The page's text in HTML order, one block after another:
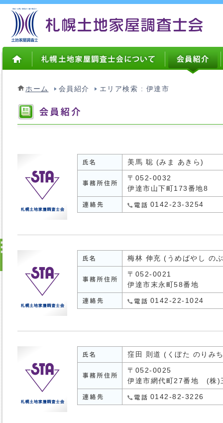
ホーム 会員紹介 エリア検索 : 伊達市
美馬 聡 (みま あきら)
〒052-0032
伊達市山下町173番地8
0142-23-3254
梅林 伸充 (うめばやし の
〒052-0021
伊達市末永町58番地
0142-22-1024
窪田 則道 (くぼた のりみ
〒052-0025
伊達市網代町27番地 (株)
0142-82-3226